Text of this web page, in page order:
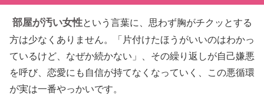
部屋が汚い女性という言葉に、思わず胸がチクッとする
方は少なくありません。「片付けたほうがいいのはわかっ
ているけど、なぜか続かない」、その繰り返しが自己嫌悪
を呼び、恋愛にも自信が持てなくなっていく、この悪循環
が実は一番やっかいです。